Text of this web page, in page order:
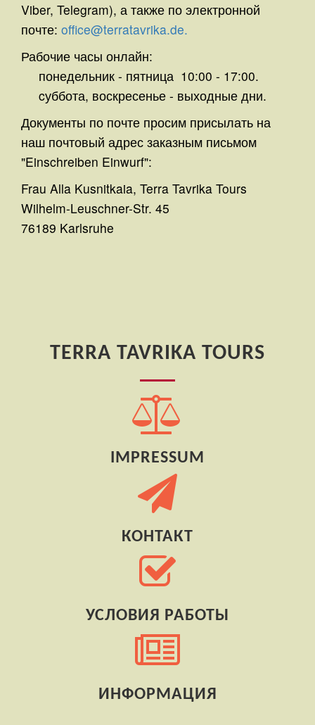
Viber, Telegram), а также по электронной
почте: office@terratavrika.de.
Рабочие часы онлайн:
понедельник - пятница 10:00 - 17:00.
cуббота, воскресенье - выходные дни.
Документы по почте просим присылать на
наш почтовый адрес заказным письмом
"Einschreiben Einwurf":
Frau Alla Kusnitkaia, Terra Tavrika Tours
Wilhelm-Leuschner-Str. 45
76189 Karlsruhe
TERRA TAVRIKA TOURS
IMPRESSUM
КОНТАКТ
УСЛОВИЯ РАБОТЫ
ИНФОРМАЦИЯ